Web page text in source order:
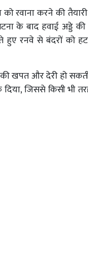
रवाना करने की
के बाद हवाई अड्डे की
हुए रनवे से बंदरों को
की खपत और देरी हो
जिससे किसी भी